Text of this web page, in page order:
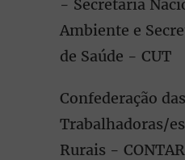
- Secretaria
Ambiente e
de Saúde - CUT
Confederação
Trabalhadoras/
Rurais - CONTAR